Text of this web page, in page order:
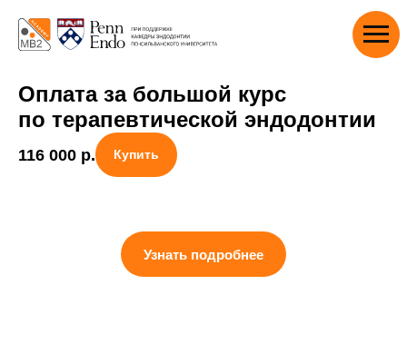
Оплата за большой курс
по терапевтической эндодонтии
116 000 р. Купить
Узнать подробнее